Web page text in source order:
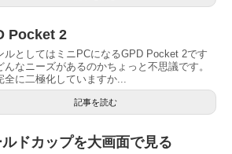
Pocket 2
ルとしてはミニPCになるGPD Pocket 2です
んなニーズがあるのかちょっと不思議です。
全に二極化していますか...
記事を読む
ルドカップを大画面で見る